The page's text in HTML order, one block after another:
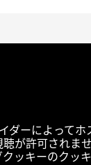
ダーによって
が許可されま
ッキーのクッ